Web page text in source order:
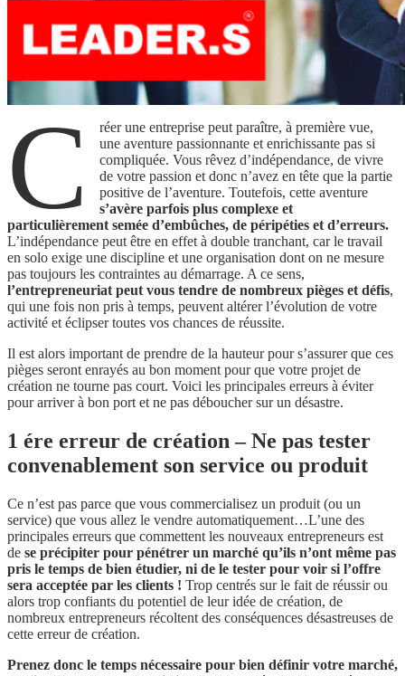
C
réer une entreprise peut paraître, à première vue,
une aventure passionnante et enrichissante pas si
compliquée. Vous rêvez d’indépendance, de vivre
de votre passion et donc n’avez en tête que la partie
positive de l’aventure. Toutefois, cette aventure
s’avère parfois plus complexe et
particulièrement semée d’embûches, de péripéties et d’erreurs.
L’indépendance peut être en effet à double tranchant, car le travail
en solo exige une discipline et une organisation dont on ne mesure
pas toujours les contraintes au démarrage. A ce sens,
l’entrepreneuriat peut vous tendre de nombreux pièges et défis,
qui une fois non pris à temps, peuvent altérer l’évolution de votre
activité et éclipser toutes vos chances de réussite.
Il est alors important de prendre de la hauteur pour s’assurer que ces
pièges seront enrayés au bon moment pour que votre projet de
création ne tourne pas court. Voici les principales erreurs à éviter
pour arriver à bon port et ne pas déboucher sur un désastre.
1 ére erreur de création – Ne pas tester
convenablement son service ou produit
Ce n’est pas parce que vous commercialisez un produit (ou un
service) que vous allez le vendre automatiquement…L’une des
principales erreurs que commettent les nouveaux entrepreneurs est
de se précipiter pour pénétrer un marché qu’ils n’ont même pas
pris le temps de bien étudier, ni de le tester pour voir si l’offre
sera acceptée par les clients ! Trop centrés sur le fait de réussir ou
alors trop confiants du potentiel de leur idée de création, de
nombreux entrepreneurs récoltent des conséquences désastreuses de
cette erreur de création.
Prenez donc le temps nécessaire pour bien définir votre marché,